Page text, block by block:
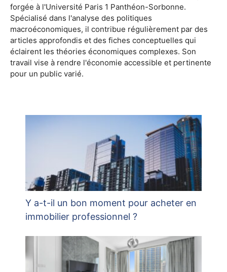
forgée à l'Université Paris 1 Panthéon-Sorbonne.
Spécialisé dans l'analyse des politiques
macroéconomiques, il contribue régulièrement par des
articles approfondis et des fiches conceptuelles qui
éclairent les théories économiques complexes. Son
travail vise à rendre l'économie accessible et pertinente
pour un public varié.
Y a-t-il un bon moment pour acheter en
immobilier professionnel ?